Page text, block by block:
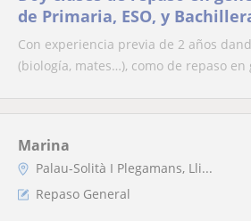
de Primaria, ESO, y
Con experiencia previa de 2 años
(biología, mates…), como de repaso en
Marina
Palau-Solità I Plegamans, Lli...
Repaso General